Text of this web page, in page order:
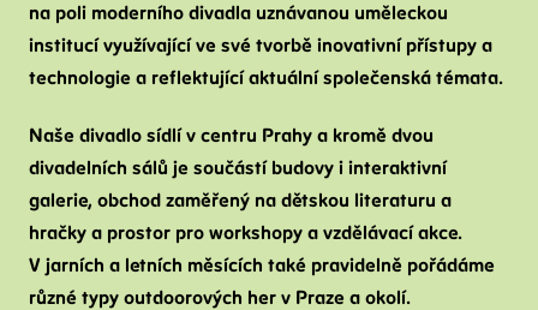
na poli moderního divadla uznávanou uměleckou
institucí využívající ve své tvorbě inovativní přístupy a
technologie a reflektující aktuální společenská témata.
Naše divadlo sídlí v centru Prahy a kromě dvou
divadelních sálů je součástí budovy i interaktivní
galerie, obchod zaměřený na dětskou literaturu a
hračky a prostor pro workshopy a vzdělávací akce.
V jarních a letních měsících také pravidelně pořádáme
různé typy outdoorových her v Praze a okolí.